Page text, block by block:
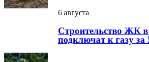
6 августа
Строительство ЖК
подключат к газу